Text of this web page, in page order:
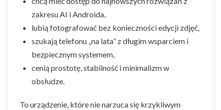
zakresu AI i Androida,
lubią fotografować bez konieczności edycji zdjęć,
szukają telefonu „na lata” z długim wsparciem i
bezpiecznym systemem,
cenią prostotę, stabilność i minimalizm w
obsłudze.
To urządzenie, które nie narzuca się krzykliwym